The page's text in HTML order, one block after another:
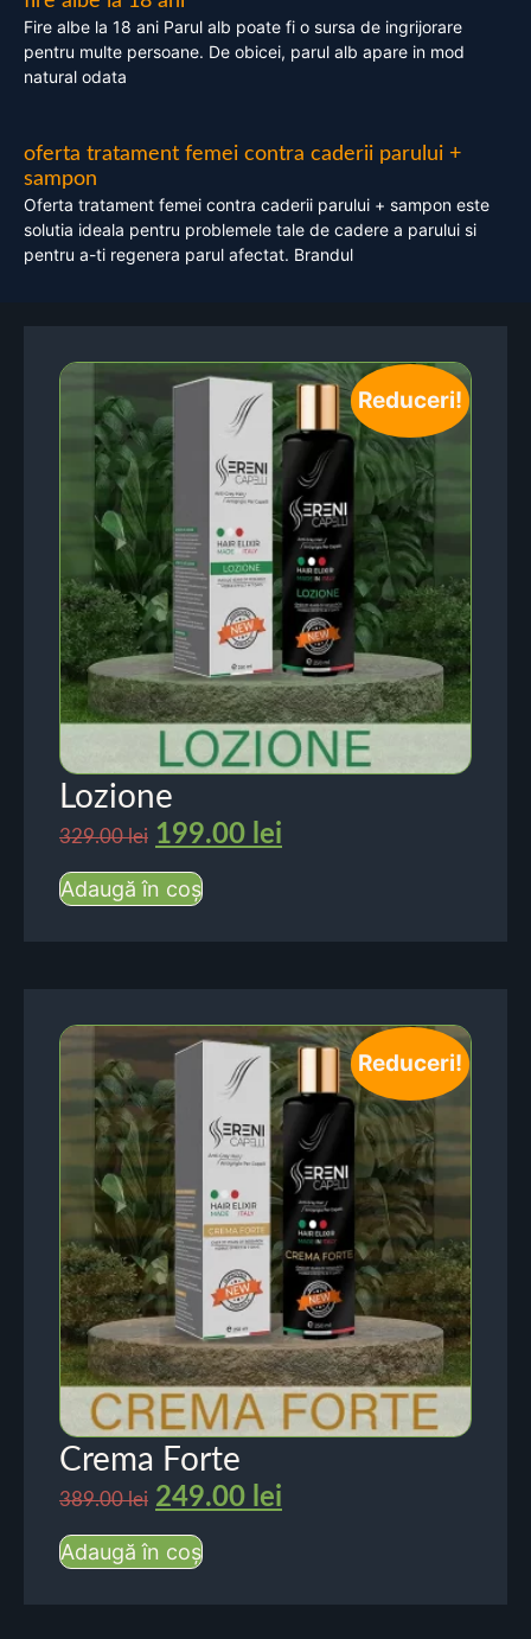
Fire albe la 18 ani Parul alb poate fi o sursa de ingrijorare
pentru multe persoane. De obicei, parul alb apare in mod
natural odata
oferta tratament femei contra caderii parului +
sampon
Oferta tratament femei contra caderii parului + sampon este
solutia ideala pentru problemele tale de cadere a parului si
pentru a-ti regenera parul afectat. Brandul
Reduceri!
Lozione
329.00lei 199.00 lei
Adaugă în coș
Reduceri!
Crema Forte
389.00lei 249.00 lei
Adaugă în coș